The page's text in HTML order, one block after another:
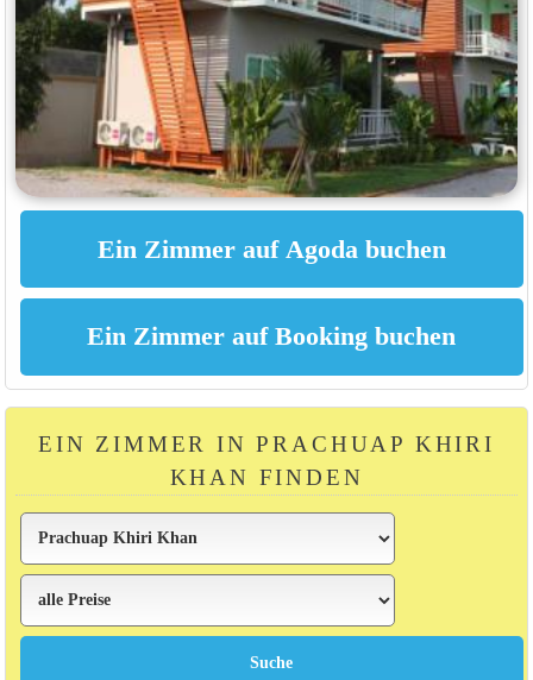
EIN ZIMMER IN PRACHUAP KHIRI
KHAN FINDEN